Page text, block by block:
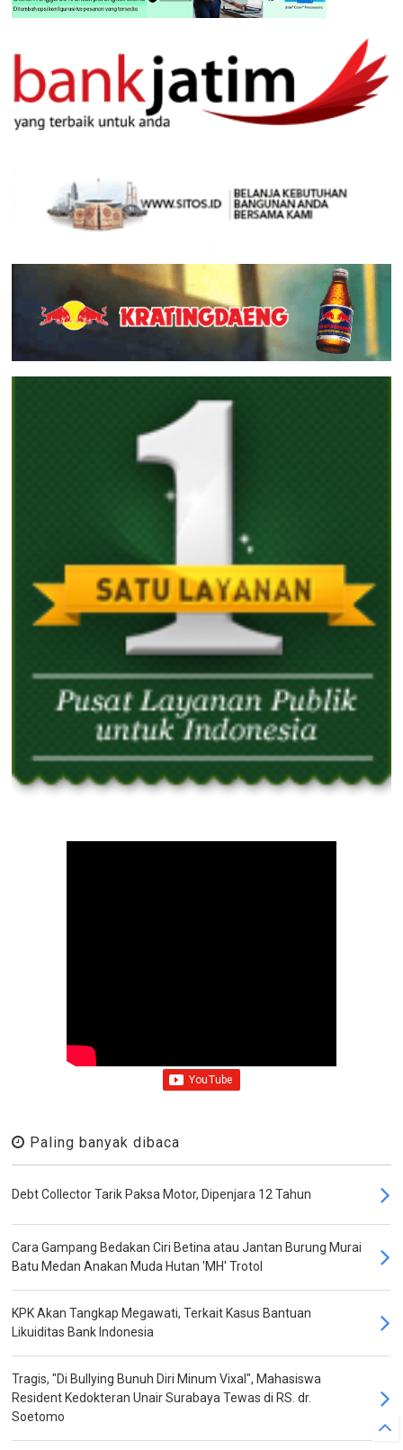
Paling banyak dibaca
Debt Collector Tarik Paksa Motor, Dipenjara 12 Tahun
Cara Gampang Bedakan Ciri Betina atau Jantan Burung Murai
Batu Medan Anakan Muda Hutan 'MH' Trotol
KPK Akan Tangkap Megawati, Terkait Kasus Bantuan
Likuiditas Bank Indonesia
Tragis, "Di Bullying Bunuh Diri Minum Vixal", Mahasiswa
Resident Kedokteran Unair Surabaya Tewas di RS. dr.
Soetomo